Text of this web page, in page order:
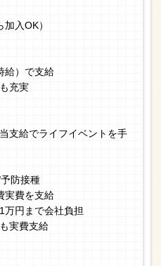
入OK）
給）で支給
充実
支給でライフイベントを手
防接種
実費を支給
万円まで会社負担
実費支給